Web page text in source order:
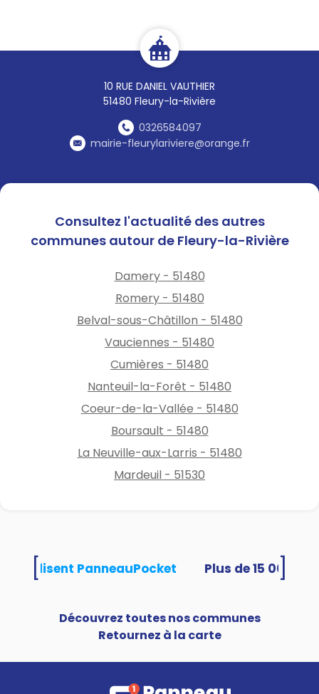
10 RUE DANIEL VAUTHIER
51480 Fleury-la-Rivière
0326584097
mairie-fleurylariviere@orange.fr
Consultez l'actualité des autres
communes autour de Fleury-la-Rivière
Damery - 51480
Romery - 51480
Belval-sous-Châtillon - 51480
Vauciennes - 51480
Cumières - 51480
Nanteuil-la-Forêt - 51480
Coeur-de-la-Vallée - 51480
Boursault - 51480
La Neuville-aux-Larris - 51480
Mardeuil - 51530
utilisent PanneauPocket
Découvrez toutes nos communes
Retournez à la carte